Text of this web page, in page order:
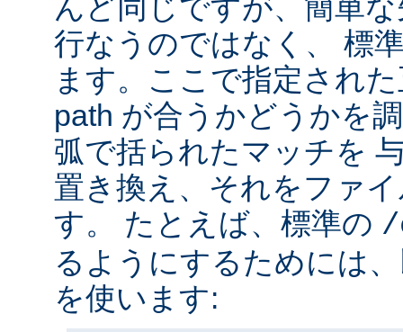
んど同じですが、簡単
行なうのではなく、 標
ます。ここで指定され
path が合うかどうかを
弧で括られたマッチを
置き換え、それをファ
す。 たとえば、標準の /
るようにするためには
を使います: